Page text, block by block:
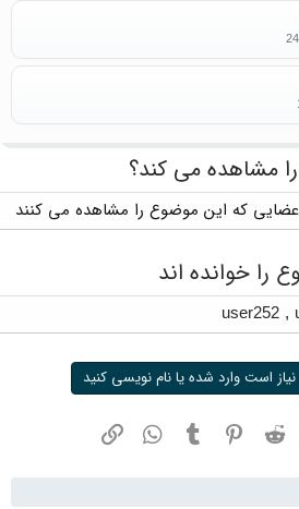
مشاهده می کند؟
را خوانده اند
,
user252
است وارد شده یا نام نویسی کنید
توییتر ردیت پینترستتامبلر واتسپ